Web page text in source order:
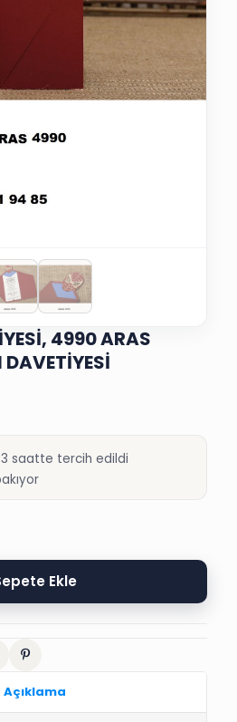
4990 ARAS
DAVETİYESİ
saatte tercih edildi
Ekle
Açıklama